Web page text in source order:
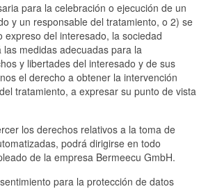
para la celebración o ejecución de un
y un responsable del tratamiento, o 2) se
expreso del interesado, la sociedad
medidas adecuadas para la
y libertades del interesado y de sus
el derecho a obtener la intervención
tratamiento, a expresar su punto de vista
los derechos relativos a la toma de
podrá dirigirse en todo
de la empresa Bermeecu GmbH.
para la protección de datos